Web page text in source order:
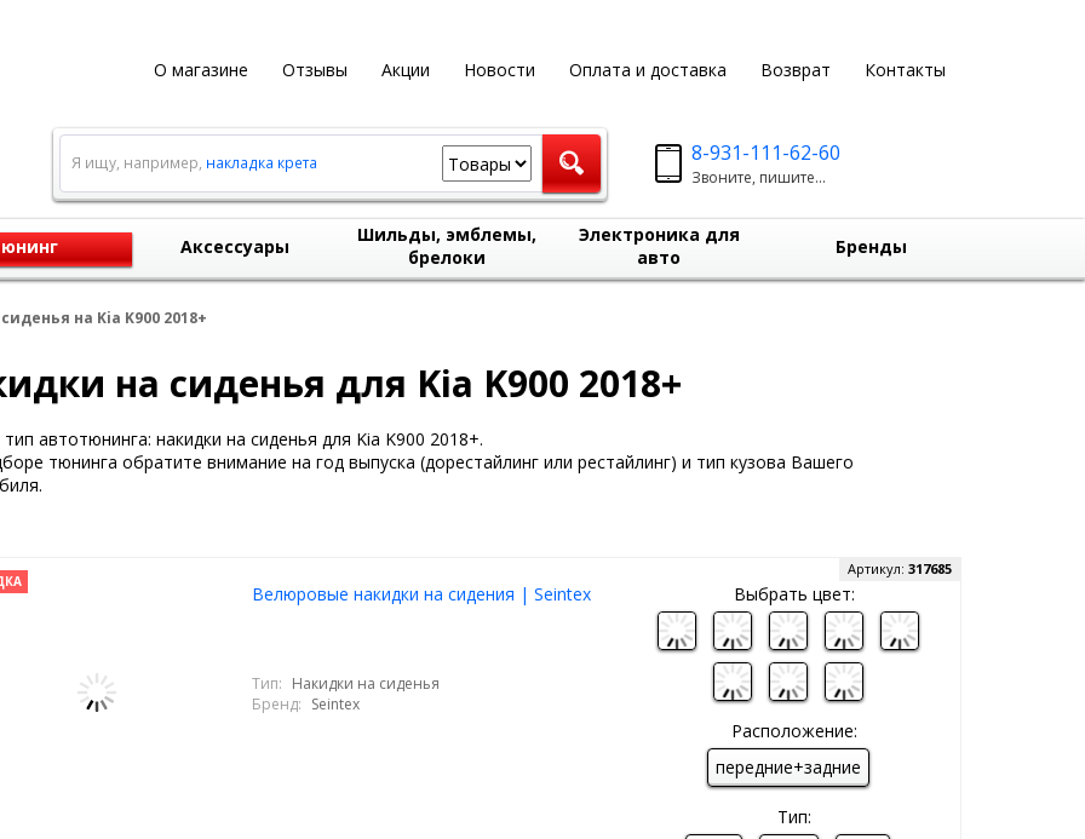
О магазине Отзывы Акции Новости Оплата и доставка Возврат Контакты
8-931-111-62-60
Звоните, пишите...
Я ищу, например, накладка крета
Аксессуары
Шильды, эмблемы,
брелоки
Электроника для
авто
Бренды
на Kia K900 2018+
на сиденья для Kia K900 2018+
автотюнинга: накидки на сиденья для Kia K900 2018+.
тюнинга обратите внимание на год выпуска (дорестайлинг или рестайлинг) и тип кузова Вашего
Велюровые накидки на сидения | Seintex
Артикул: 317685
Тип: Накидки на сиденья
Бренд: Seintex
Выбрать цвет:
Расположение:
передние+задние
Тип: